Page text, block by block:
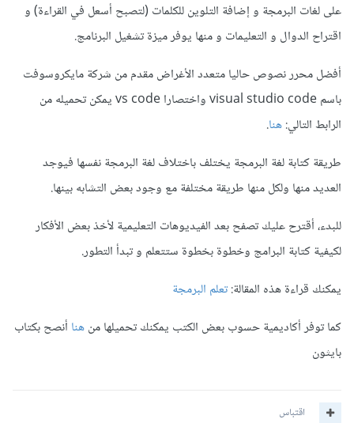
على لغات البرمجة و إضافة التلوين للكلمات (لتصبح أسعل في القراءة) و
اقتراح الدوال و التعليمات و منها يوفر ميزة تشغيل البرنامج.
أفضل محرر نصوص حاليا متعدد الأغراض مقدم من شركة مايكروسوفت
باسم visual studio code واختصارا vs code يمكن تحميله من
الرابط التالي:هنا.
طريقة كتابة لغة البرمجة يختلف باختلاف لغة البرمجة نفسها فيوجد
العديد منها ولكل منها طريقة مختلفة مع وجود بعض التشابه بينها.
للبدء، أقترح عليك تصفح بعد الفيديوهات التعليمية لأخذ بعض الأفكار
لكيفية كتابة البرامج وخطوة بخطوة ستتعلم و تبدأ التطور.
يمكنك قراءة هذه المقالة:تعلم البرمجة
كما توفر أكاديمية حسوب بعض الكتب يمكنك تحميلها منهناأنصح بكتاب
بايثون
اقتباس